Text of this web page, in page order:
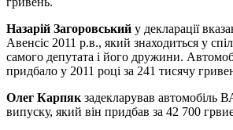
Назарій Загоровський у декларації
Авенсіс 2011 р.в., який знаходиться у
самого депутата і його дружини.
придбало у 2011 році за 241 тисячу
Олег Карпяк задекларував автомобіль
випуску, який він придбав за 42 700